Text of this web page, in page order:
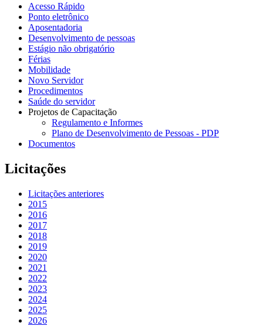
Acesso Rápido
Ponto eletrônico
Aposentadoria
Desenvolvimento de pessoas
Estágio não obrigatório
Férias
Mobilidade
Novo Servidor
Procedimentos
Saúde do servidor
Projetos de Capacitação
Regulamento e Informes
Plano de Desenvolvimento de Pessoas - PDP
Documentos
Licitações
Licitações anteriores
2015
2016
2017
2018
2019
2020
2021
2022
2023
2024
2025
2026